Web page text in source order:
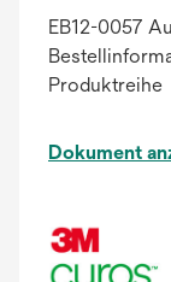
EB12-0057
Produktreihe
Dokument